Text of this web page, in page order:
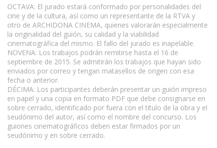
OCTAVA: El jurado estará conformado por personalidades del
cine y de la cultura, así como un representante de la RTVA y
otro de ARCHIDONA CINEMA, quienes valorarán especialmente
la originalidad del guión, su calidad y la viabilidad
cinematográfica del mismo. El fallo del jurado es inapelable.
NOVENA: Los trabajos podrán remitirse hasta el 16 de
septiembre de 2015. Se admitirán los trabajos que hayan sido
enviados por correo y tengan matasellos de origen con esa
fecha o anterior.
DÉCIMA: Los participantes deberán presentar un guión impreso
en papel y una copia en formato PDF que debe consignarse en
sobre cerrado, identificado por fuera con el título de la obra y el
seudónimo del autor, así como el nombre del concurso. Los
guiones cinematográficos deben estar firmados por un
seudónimo y en sobre cerrado.